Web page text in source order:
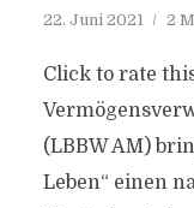
22. Juni 2021 2
Click to rate
(LBBW AM)
Leben“ einen